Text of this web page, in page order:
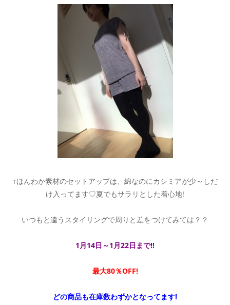
↑ほんわか素材のセットアップは、綿なのにカシミアが少～しだ
け入ってます♡夏でもサラリとした着心地!
いつもと違うスタイリングで周りと差をつけてみては？？
1月14日～1月22日まで!!
最大80％OFF!
どの商品も在庫数わずかとなってます!